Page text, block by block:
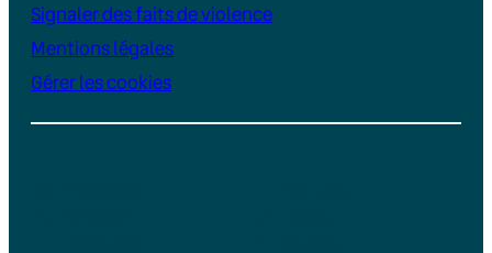
Signaler des faits de violence
Mentions légales
Gérer les cookies